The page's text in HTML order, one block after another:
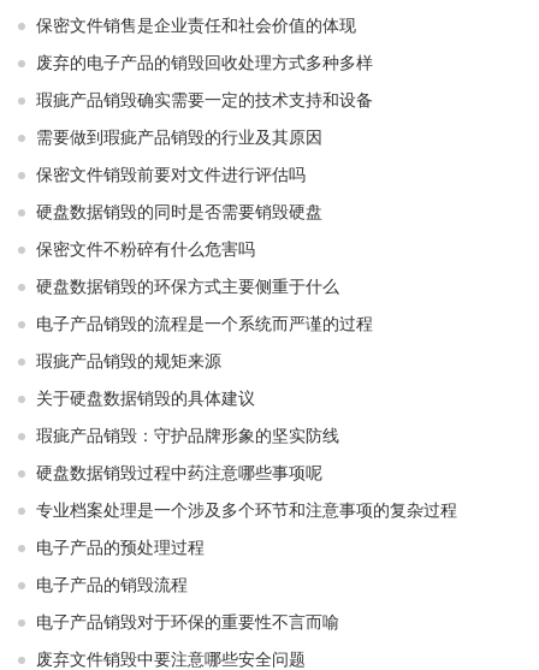
保密文件销售是企业责任和社会价值的体现
废弃的电子产品的销毁回收处理方式多种多样
瑕疵产品销毁确实需要一定的技术支持和设备
需要做到瑕疵产品销毁的行业及其原因
保密文件销毁前要对文件进行评估吗
硬盘数据销毁的同时是否需要销毁硬盘
保密文件不粉碎有什么危害吗
硬盘数据销毁的环保方式主要侧重于什么
电子产品销毁的流程是一个系统而严谨的过程
瑕疵产品销毁的规矩来源
关于硬盘数据销毁的具体建议
瑕疵产品销毁：守护品牌形象的坚实防线
硬盘数据销毁过程中药注意哪些事项呢
专业档案处理是一个涉及多个环节和注意事项的复杂过程
电子产品的预处理过程
电子产品的销毁流程
电子产品销毁对于环保的重要性不言而喻
废弃文件销毁中要注意哪些安全问题